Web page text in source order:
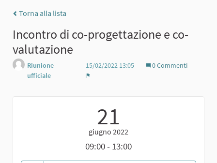
Torna alla lista
Incontro di co-progettazione e co-
valutazione
Riunione
ufficiale
15/02/2022 13:05
0 Commenti
21
giugno 2022
09:00 - 13:00